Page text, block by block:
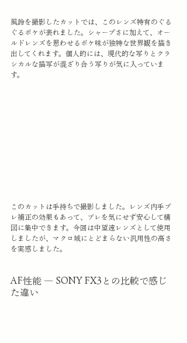
風鈴を撮影したカットでは、このレンズ特有のぐる
ぐるボケが表れました。シャープさに加えて、オー
ルドレンズを思わせるボケ味が独特な世界観を描き
出してくれます。個人的には、現代的な写りとクラ
シカルな描写が混ざり合う写りが気に入っていま
す。
このカットは手持ちで撮影しました。レンズ内手ブ
レ補正の効果もあって、ブレを気にせず安心して構
図に集中できます。今回は中望遠レンズとして使用
しましたが、マクロ域にとどまらない汎用性の高さ
を実感しました。
AF性能 ― SONY FX3との比較で感じ
た違い